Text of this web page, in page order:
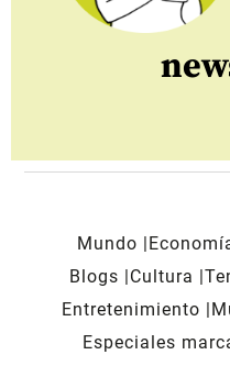
Mundo
Blogs
Cultura
Entretenimiento
Especiales